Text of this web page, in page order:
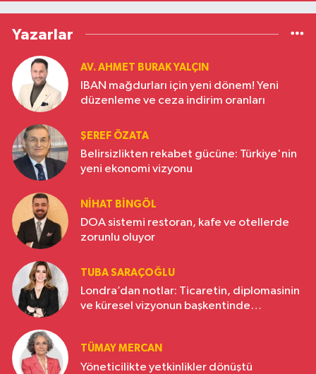
Yazarlar
AV. AHMET BURAK YALÇIN
IBAN mağdurları için yeni dönem! Yeni
düzenleme ve ceza indirim oranları
ŞEREF ÖZATA
Belirsizlikten rekabet gücüne: Türkiye'nin
yeni ekonomi vizyonu
NIHAT BINGÖL
DOA sistemi restoran, kafe ve otellerde
zorunlu oluyor
TUBA SARAÇOĞLU
Londra’dan notlar: Ticaretin, diplomasinin
ve küresel vizyonun başkentinde
TÜMAY MERCAN
Yöneticilikte yetkinlikler dönüştü